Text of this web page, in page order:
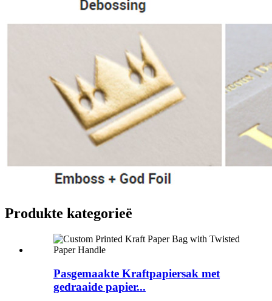
Produkte kategorieë
Pasgemaakte Kraftpapiersak met
gedraaide papier...